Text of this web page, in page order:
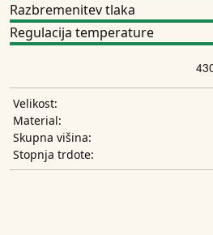
Razbremenitev tlaka
Regulacija temperature
Velikost:
Material:
Skupna višina:
Stopnja trdote: